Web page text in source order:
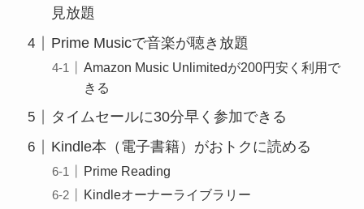
見放題
Prime Musicで音楽が聴き放題
Amazon Music Unlimitedが200円安く利用で
きる
タイムセールに30分早く参加できる
Kindle本（電子書籍）がおトクに読める
Prime Reading
Kindleオーナーライブラリー